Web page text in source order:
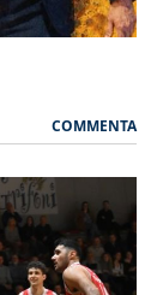
COMMENTA